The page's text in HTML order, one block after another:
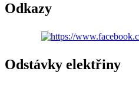
Odkazy
Odstávky elektřiny